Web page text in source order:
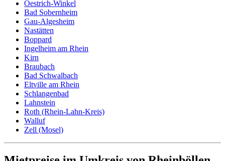
Oestrich-Winkel
Bad Sobernheim
Gau-Algesheim
Nastätten
Boppard
Ingelheim am Rhein
Kirn
Braubach
Bad Schwalbach
Eltville am Rhein
Schlangenbad
Lahnstein
Roth (Rhein-Lahn-Kreis)
Walluf
Zell (Mosel)